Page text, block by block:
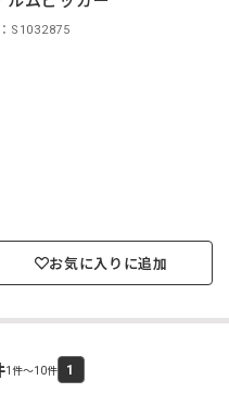
S1032875
お気に入りに追加
1件～10件 1